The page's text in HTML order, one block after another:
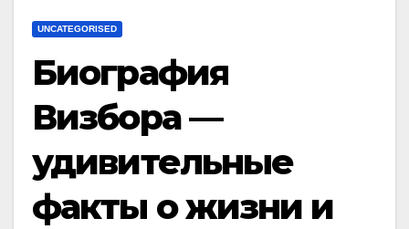
UNCATEGORISED
Биография
Визбора —
удивительные
факты о жизни и